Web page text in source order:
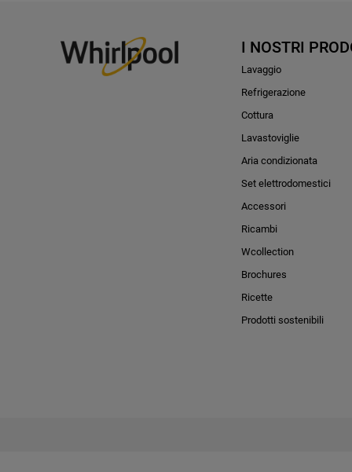
I NOSTRI
Lavaggio
Refrigerazione
Cottura
Lavastoviglie
Aria condizionata
Set elettrodomestici
Accessori
Ricambi
Wcollection
Brochures
Ricette
Prodotti sostenibili